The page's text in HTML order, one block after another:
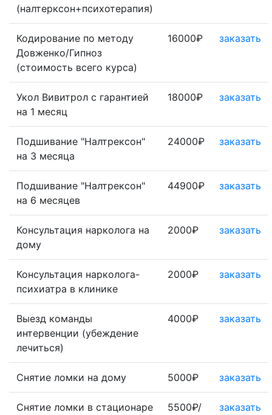
(налтерксон+психотерапия)
Кодирование по методу
Довженко/Гипноз
(стоимость всего курса)
16000₽ заказать
Укол Вивитрол с гарантией
на 1 месяц
18000₽ заказать
Подшивание "Налтрексон"
на 3 месяца
24000₽ заказать
Подшивание "Налтрексон"
на 6 месяцев
44900₽ заказать
Консультация нарколога на
дому
2000₽ заказать
Консультация нарколога-
психиатра в клинике
2000₽ заказать
Выезд команды
интервенции (убеждение
лечиться)
4000₽ заказать
Снятие ломки на дому 5000₽ заказать
Снятие ломки в стационаре
5500₽/
заказать